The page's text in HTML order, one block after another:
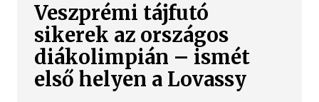
Veszprémi tájfutó
sikerek az országos
diákolimpián – ismét
első helyen a Lovassy